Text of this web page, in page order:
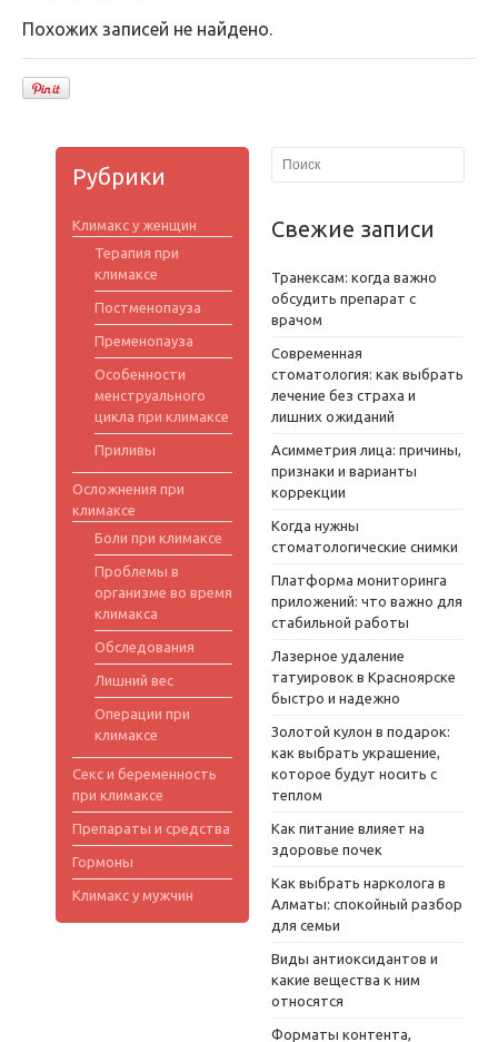
Похожих записей не найдено.
Рубрики
Климакс у женщин
Терапия при
климаксе
Постменопауза
Пременопауза
Особенности
менструального
цикла при климаксе
Приливы
Осложнения при
климаксе
Боли при климаксе
Проблемы в
организме во время
климакса
Обследования
Лишний вес
Операции при
климаксе
Секс и беременность
при климаксе
Препараты и средства
Гормоны
Климакс у мужчин
Свежие записи
Транексам: когда важно
обсудить препарат с
врачом
Современная
стоматология: как выбрать
лечение без страха и
лишних ожиданий
Асимметрия лица: причины,
признаки и варианты
коррекции
Когда нужны
стоматологические снимки
Платформа мониторинга
приложений: что важно для
стабильной работы
Лазерное удаление
татуировок в Красноярске
быстро и надежно
Золотой кулон в подарок:
как выбрать украшение,
которое будут носить с
теплом
Как питание влияет на
здоровье почек
Как выбрать нарколога в
Алматы: спокойный разбор
для семьи
Виды антиоксидантов и
какие вещества к ним
относятся
Форматы контента,